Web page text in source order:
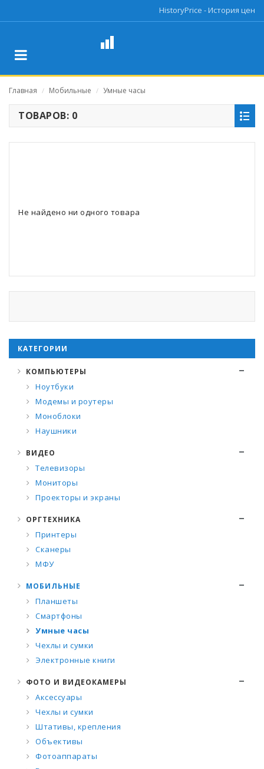
HistoryPrice - История цен
Главная / Мобильные / Умные часы
ТОВАРОВ: 0
Не найдено ни одного товара
КАТЕГОРИИ
КОМПЬЮТЕРЫ
Ноутбуки
Модемы и роутеры
Моноблоки
Наушники
ВИДЕО
Телевизоры
Мониторы
Проекторы и экраны
ОРГТЕХНИКА
Принтеры
Сканеры
МФУ
МОБИЛЬНЫЕ
Планшеты
Смартфоны
Умные часы
Чехлы и сумки
Электронные книги
ФОТО И ВИДЕОКАМЕРЫ
Аксессуары
Чехлы и сумки
Штативы, крепления
Объективы
Фотоаппараты